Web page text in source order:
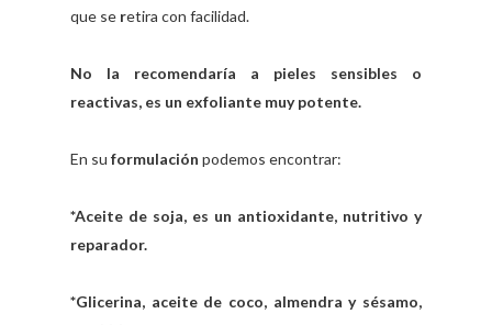
que se retira con facilidad.
No la recomendaría a pieles sensibles o
reactivas, es un exfoliante muy potente.
En su formulación podemos encontrar:
*Aceite de soja, es un antioxidante, nutritivo y
reparador.
*Glicerina, aceite de coco, almendra y sésamo,